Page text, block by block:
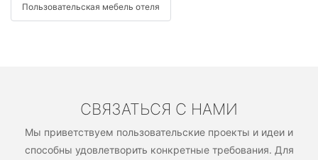
Пользовательская мебель отеля
СВЯЗАТЬСЯ С НАМИ
Мы приветствуем пользовательские проекты и идеи и
способны удовлетворить конкретные требования. Для